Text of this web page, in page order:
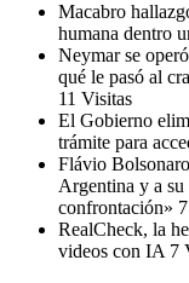
Macabro
humana dentro
Neymar se
qué le pasó al
11 Visitas
El Gobierno
trámite para
Flávio
Argentina y a
confrontación»
RealCheck, la
videos con IA 7